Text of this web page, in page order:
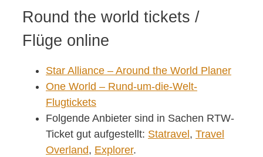
Round the world tickets /
Flüge online
Star Alliance – Around the World Planer
One World – Rund-um-die-Welt-
Flugtickets
Folgende Anbieter sind in Sachen RTW-
Ticket gut aufgestellt: Statravel , Travel
Overland, Explorer.